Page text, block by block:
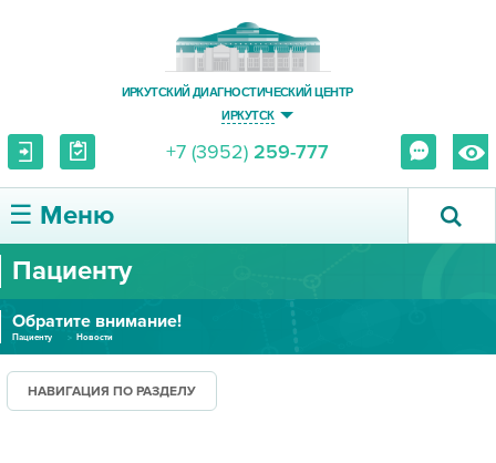
ИРКУТСКИЙ ДИАГНОСТИЧЕСКИЙ ЦЕНТР
ИРКУТСК
+7 (3952) 259-777
☰ Меню
О ЦЕНТРЕ
УСЛУГИ И ЦЕНЫ
ПАЦИЕНТУ
Пациенту
Обратите внимание!
Пациенту Новости
НАВИГАЦИЯ ПО РАЗДЕЛУ